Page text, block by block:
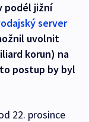
podél jižní
server
uvolnit
korun) na
postup by byl
22. prosince